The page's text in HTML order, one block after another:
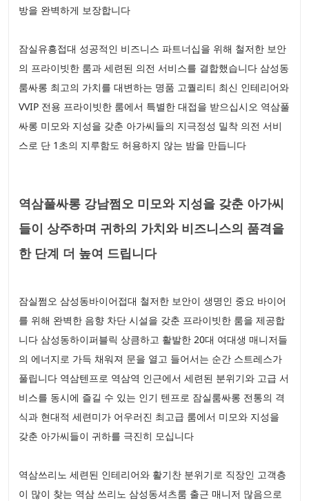
방을 완벽하게 보장합니다
잠실유흥접대 성공적인 비즈니스 파트너십을 위해 철저한 보안
의 프라이빗한 룸과 세련된 의전 서비스를 결합했습니다 삼성동
룸싸롱 최고의 가치를 대변하는 명품 고퀄리티 최신 인테리어와
VVIP 전용 프라이빗한 룸에서 특별한 대접을 받으십시오 역삼풀
싸롱 미모와 지성을 갖춘 아가씨들의 지극정성 밀착 의전 서비
스로 단 1초의 지루함도 허용하지 않는 밤을 만듭니다
역삼풀싸롱 강남쩜오 미모와 지성을 갖춘 아가씨
들이 상주하며 귀하의 가치와 비즈니스의 품격을
한 단계 더 높여 드립니다
잠실쩜오 삼성동바이어접대 철저한 보안이 생명인 중요 바이어
를 위해 완벽한 음향 차단 시설을 갖춘 프라이빗한 룸을 제공합
니다 삼성동하이퍼블릭 상큼하고 활발한 20대 여대생 매니저들
의 에너지로 가득 채워져 문을 열고 들어서는 순간 스트레스가
풀립니다 역삼텐프로 역삼역 인근에서 세련된 분위기와 고급 서
비스를 동시에 즐길 수 있는 인기 텐프로 잠실룸싸롱 전통의 격
식과 현대적 세련미가 어우러진 최고급 룸에서 미모와 지성을
갖춘 아가씨들이 귀하를 극진히 모십니다
역삼쓰리노 세련된 인테리어와 활기찬 분위기로 직장인 고객층
이 많이 찾는 역삼 쓰리노 삼성동셔츠룸 출근 매니저 많음으로